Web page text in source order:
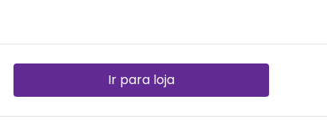
Ir para loja